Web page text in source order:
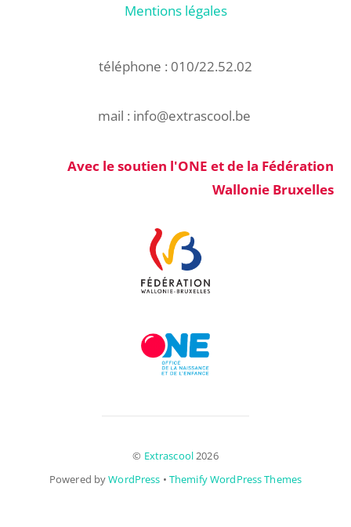
top
Mentions légales
téléphone : 010/22.52.02
mail : info@extrascool.be
Avec le soutien l'ONE et de la Fédération
Wallonie Bruxelles
© Extrascool2026
Powered byWordPress • Themify WordPress Themes